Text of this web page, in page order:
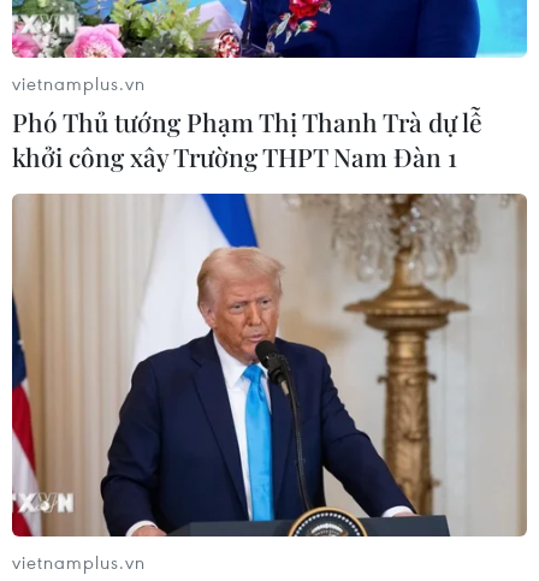
vietnamplus.vn
Phó Thủ tướng Phạm Thị Thanh Trà dự lễ
khởi công xây Trường THPT Nam Đàn 1
vietnamplus.vn